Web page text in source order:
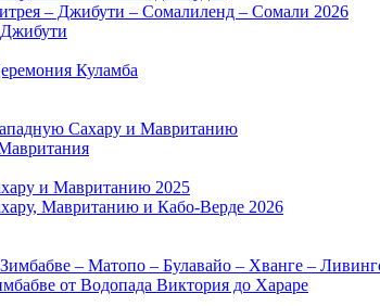
– Джибути – Сомалиленд – Сомали 2026
Куламба
Сахару и Мавританию
и Мавританию 2025
Мавританию и Кабо-Верде 2026
– Матопо – Булавайо – Хванге –
от Водопада Виктория до Хараре